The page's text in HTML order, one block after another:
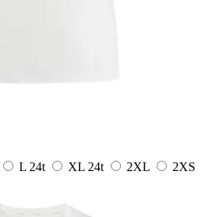
L 24t XL 24t 2XL
2XS